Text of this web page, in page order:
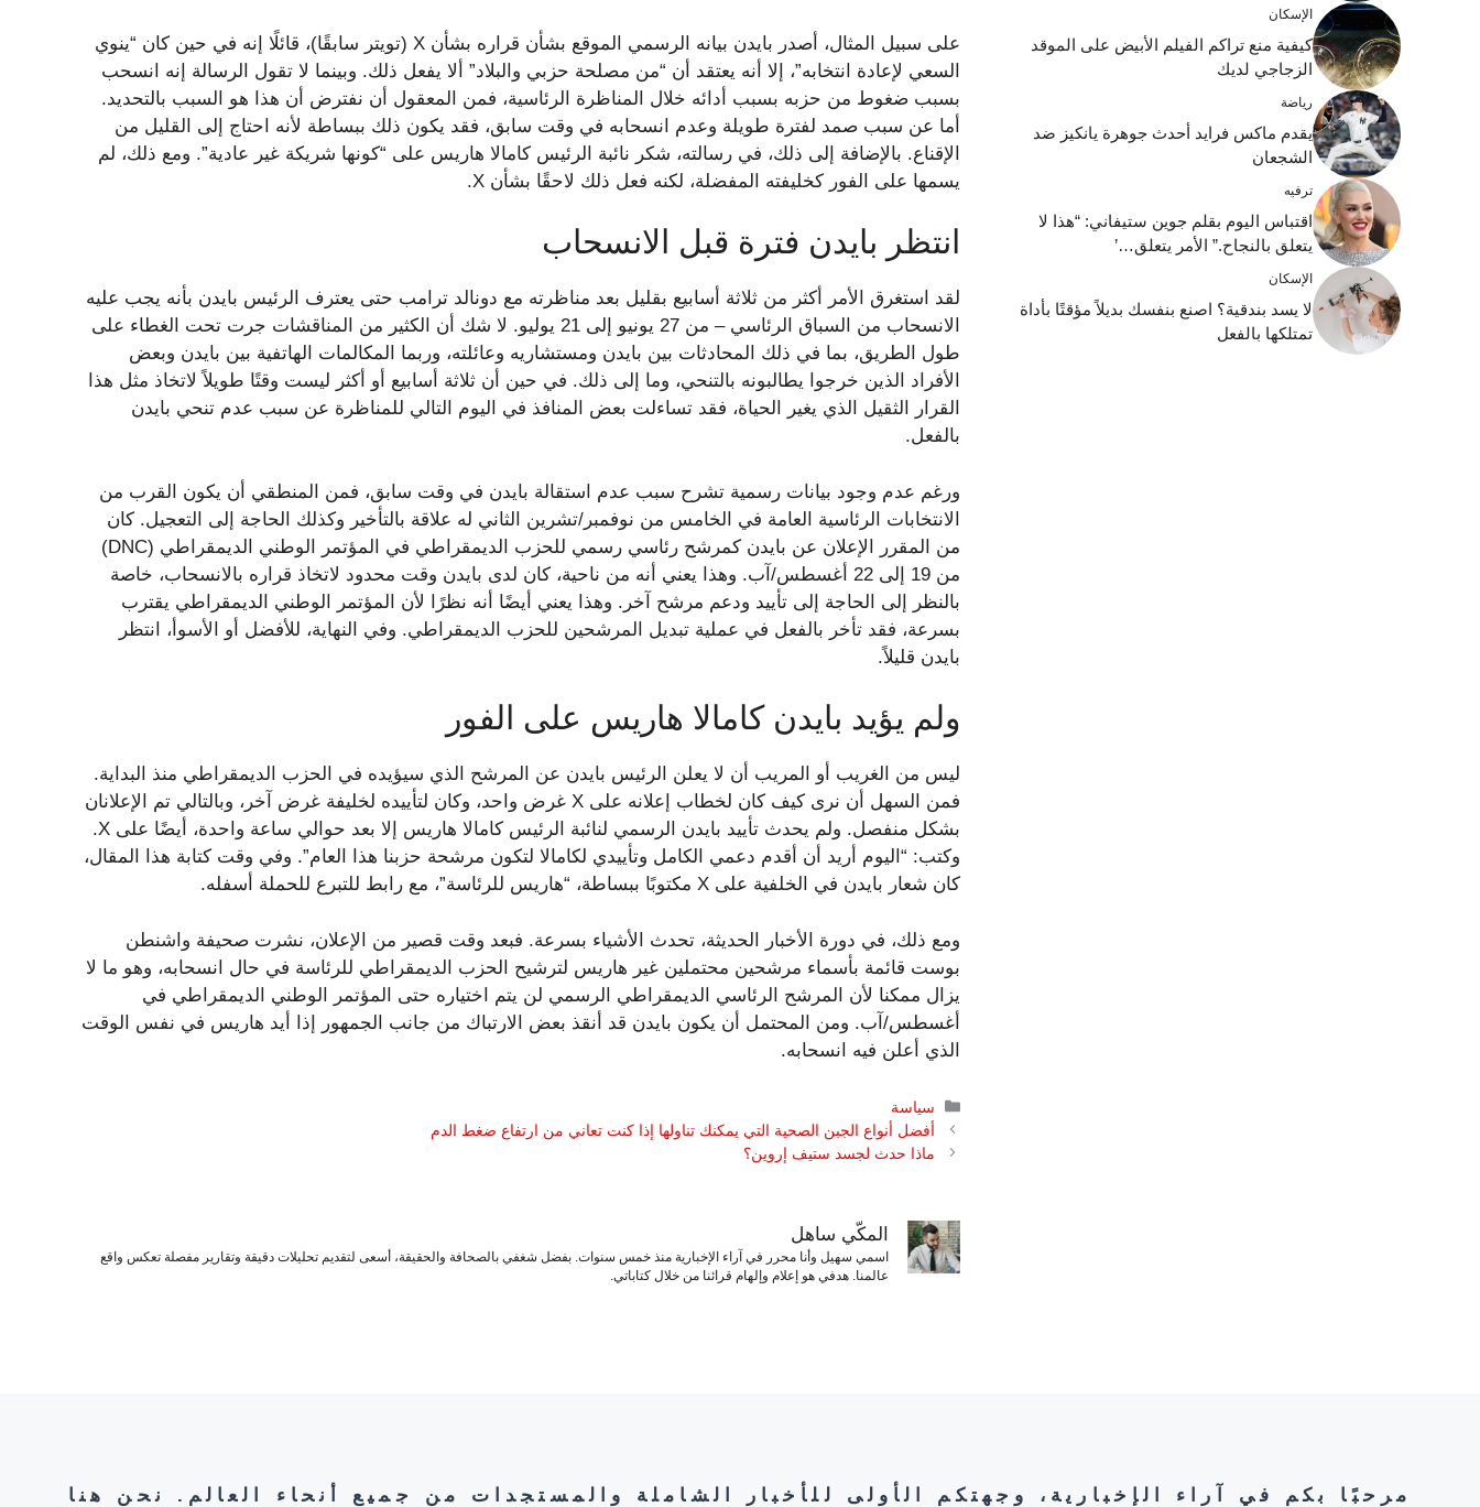
على سبيل المثال، أصدر بايدن بيانه الرسمي الموقع بشأن قراره بشأن X (تويتر سابقًا)، قائلًا إنه في حين كان “ينوي
السعي لإعادة انتخابه”، إلا أنه يعتقد أن “من مصلحة حزبي والبلاد” ألا يفعل ذلك. وبينما لا تقول الرسالة إنه انسحب
بسبب ضغوط من حزبه بسبب أدائه خلال المناظرة الرئاسية، فمن المعقول أن نفترض أن هذا هو السبب بالتحديد.
أما عن سبب صمد لفترة طويلة وعدم انسحابه في وقت سابق، فقد يكون ذلك ببساطة لأنه احتاج إلى القليل من
الإقناع. بالإضافة إلى ذلك، في رسالته، شكر نائبة الرئيس كامالا هاريس على “كونها شريكة غير عادية”. ومع ذلك، لم
يسمها على الفور كخليفته المفضلة، لكنه فعل ذلك لاحقًا بشأن X.
انتظر بايدن فترة قبل الانسحاب
لقد استغرق الأمر أكثر من ثلاثة أسابيع بقليل بعد مناظرته مع دونالد ترامب حتى يعترف الرئيس بايدن بأنه يجب عليه
الانسحاب من السباق الرئاسي – من 27 يونيو إلى 21 يوليو. لا شك أن الكثير من المناقشات جرت تحت الغطاء على
طول الطريق، بما في ذلك المحادثات بين بايدن ومستشاريه وعائلته، وربما المكالمات الهاتفية بين بايدن وبعض
الأفراد الذين خرجوا يطالبونه بالتنحي، وما إلى ذلك. في حين أن ثلاثة أسابيع أو أكثر ليست وقتًا طويلاً لاتخاذ مثل هذا
القرار الثقيل الذي يغير الحياة، فقد تساءلت بعض المنافذ في اليوم التالي للمناظرة عن سبب عدم تنحي بايدن
بالفعل.
ورغم عدم وجود بيانات رسمية تشرح سبب عدم استقالة بايدن في وقت سابق، فمن المنطقي أن يكون القرب من
الانتخابات الرئاسية العامة في الخامس من نوفمبر/تشرين الثاني له علاقة بالتأخير وكذلك الحاجة إلى التعجيل. كان
من المقرر الإعلان عن بايدن كمرشح رئاسي رسمي للحزب الديمقراطي في المؤتمر الوطني الديمقراطي (DNC)
من 19 إلى 22 أغسطس/آب. وهذا يعني أنه من ناحية، كان لدى بايدن وقت محدود لاتخاذ قراره بالانسحاب، خاصة
بالنظر إلى الحاجة إلى تأييد ودعم مرشح آخر. وهذا يعني أيضًا أنه نظرًا لأن المؤتمر الوطني الديمقراطي يقترب
بسرعة، فقد تأخر بالفعل في عملية تبديل المرشحين للحزب الديمقراطي. وفي النهاية، للأفضل أو الأسوأ، انتظر
بايدن قليلاً.
ولم يؤيد بايدن كامالا هاريس على الفور
ليس من الغريب أو المريب أن لا يعلن الرئيس بايدن عن المرشح الذي سيؤيده في الحزب الديمقراطي منذ البداية.
فمن السهل أن نرى كيف كان لخطاب إعلانه على X غرض واحد، وكان لتأييده لخليفة غرض آخر، وبالتالي تم الإعلانان
بشكل منفصل. ولم يحدث تأييد بايدن الرسمي لنائبة الرئيس كامالا هاريس إلا بعد حوالي ساعة واحدة، أيضًا على X.
وكتب: “اليوم أريد أن أقدم دعمي الكامل وتأييدي لكامالا لتكون مرشحة حزبنا هذا العام”. وفي وقت كتابة هذا المقال،
كان شعار بايدن في الخلفية على X مكتوبًا ببساطة، “هاريس للرئاسة”، مع رابط للتبرع للحملة أسفله.
ومع ذلك، في دورة الأخبار الحديثة، تحدث الأشياء بسرعة. فبعد وقت قصير من الإعلان، نشرت صحيفة واشنطن
بوست قائمة بأسماء مرشحين محتملين غير هاريس لترشيح الحزب الديمقراطي للرئاسة في حال انسحابه، وهو ما لا
يزال ممكنا لأن المرشح الرئاسي الديمقراطي الرسمي لن يتم اختياره حتى المؤتمر الوطني الديمقراطي في
أغسطس/آب. ومن المحتمل أن يكون بايدن قد أنقذ بعض الارتباك من جانب الجمهور إذا أيد هاريس في نفس الوقت
الذي أعلن فيه انسحابه.
التصنيفات
سياسة
أفضل أنواع الجبن الصحية التي يمكنك تناولها إذا كنت تعاني من ارتفاع ضغط الدم
ماذا حدث لجسد ستيف إروين؟
المكّي ساهل
اسمي سهيل وأنا محرر في آراء الإخبارية منذ خمس سنوات. بفضل شغفي بالصحافة والحقيقة، أسعى لتقديم تحليلات دقيقة وتقارير مفصلة تعكس واقع
عالمنا. هدفي هو إعلام وإلهام قرائنا من خلال كتاباتي.
الإسكان
كيفية منع تراكم الفيلم الأبيض على الموقد
الزجاجي لديك
رياضة
يقدم ماكس فرايد أحدث جوهرة يانكيز ضد
الشجعان
ترفيه
اقتباس اليوم بقلم جوين ستيفاني: “هذا لا
يتعلق بالنجاح.” الأمر يتعلق…’
الإسكان
لا يسد بندقية؟ اصنع بنفسك بديلاً مؤقتًا بأداة
تمتلكها بالفعل
مرحبًا بكم في آراء الإخبارية، وجهتكم الأولى للأخبار الشاملة والمستجدات من جميع أنحاء العالم. نحن هنا